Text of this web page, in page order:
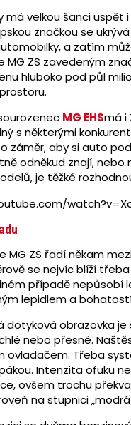
velkou šanci uspět
značkou se
a zatím
MG ZS zavedeným
hluboko pod půl
MG EHSmá i
s některými
záměr, aby si auto
odněkud znají, nebo
je těžké
MG ZS řadí někam
se nejvíc blíží
případě nepůsobí
lepidlem a
dotyková obrazovka
nebo přesné.
ovladačem. Třeba
Intenzita ofuku
ovšem trochu
na stupnici